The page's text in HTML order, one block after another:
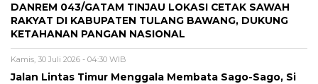
DANREM 043/GATAM TINJAU LOKASI CETAK SAWAH
RAKYAT DI KABUPATEN TULANG BAWANG, DUKUNG
KETAHANAN PANGAN NASIONAL
Kamis, 30 Juli 2026 - 04:30 WIB
Jalan Lintas Timur Menggala Membata Sago-Sago, Si